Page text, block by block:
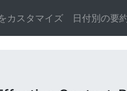
カスタマイズ 日付別の要